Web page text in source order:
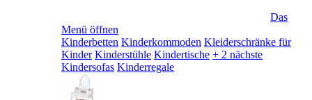
Das
Menü öffnen
Kinderbetten Kinderkommoden Kleiderschränke für
Kinder Kinderstühle Kindertische + 2 nächste
Kindersofas Kinderregale